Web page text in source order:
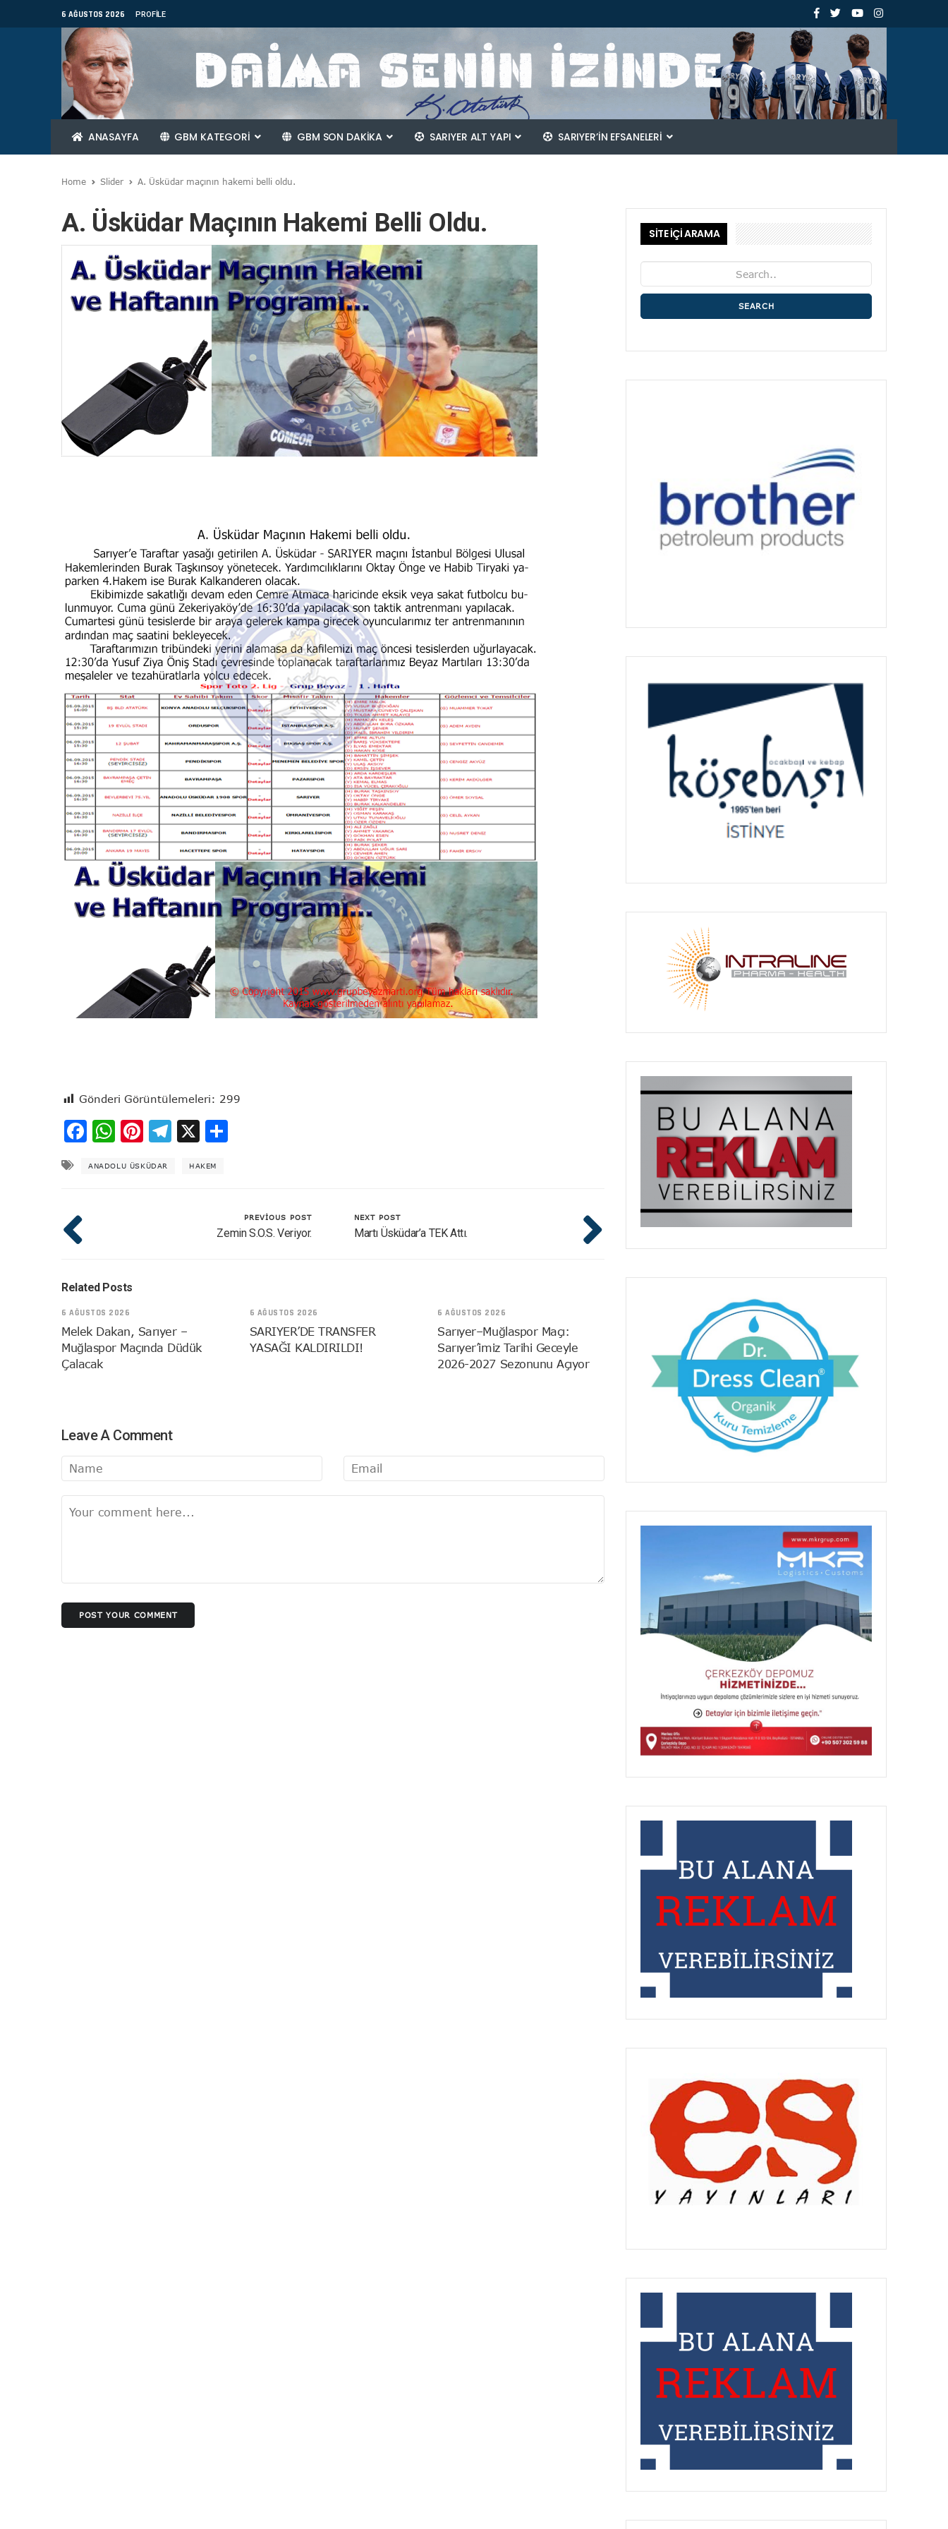
6 AĞUSTOS 2026 PROFILE
ANASAYFA GBM KATEGORİ GBM SON DAKİKA SARIYER ALT YAPI SARIYER’IN EFSANELERI
Home Slider A. Üsküdar maçının hakemi belli oldu.
A. Üsküdar Maçının Hakemi Belli Oldu.
Gönderi Görüntülemeleri: 299
Facebook
WhatsApp
Pinterest
Telegram
X
ANADOLU ÜSKÜDAR HAKEM
PREVIOUS POST
Zemin S.O.S. Veriyor.
NEXT POST
Martı Üsküdar’a TEK Attı.
Related Posts
6 AĞUSTOS 2026
Melek Dakan, Sarıyer –
Muğlaspor Maçında Düdük
Çalacak
6 AĞUSTOS 2026
SARIYER’DE TRANSFER
YASAĞI KALDIRILDI!
6 AĞUSTOS 2026
Sarıyer–Muğlaspor Maçı:
Sarıyer’imiz Tarihi Geceyle
2026-2027 Sezonunu Açıyor
Leave A Comment
POST YOUR COMMENT
SİTE İÇİ ARAMA
SEARCH